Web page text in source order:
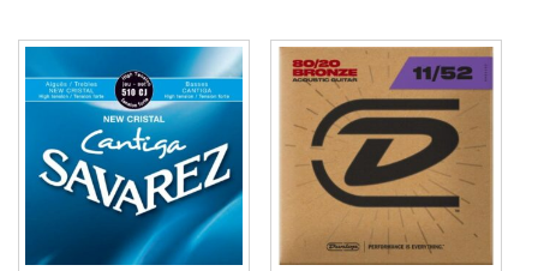
ima
više
varijanti.
Opcije
se
mogu
odabrati
na
stranici
proizvoda